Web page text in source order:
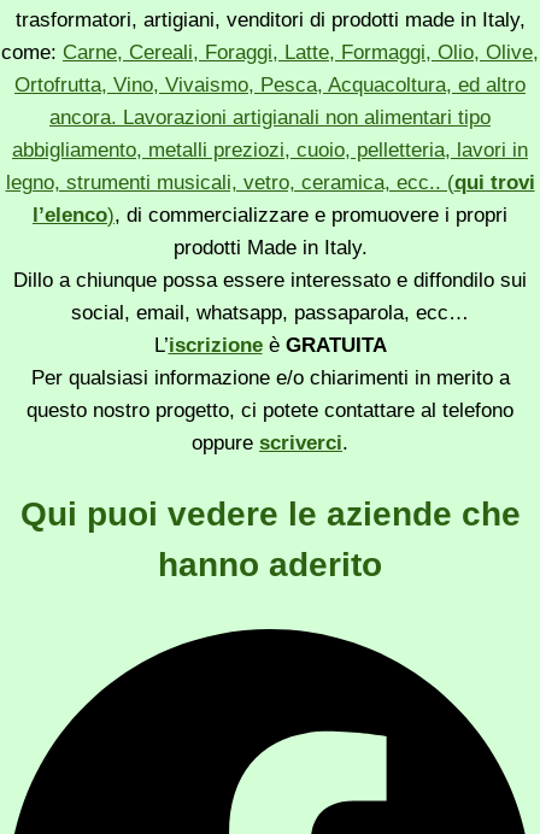
trasformatori, artigiani, venditori di prodotti made in Italy,
come: Carne, Cereali, Foraggi, Latte, Formaggi, Olio, Olive,
Ortofrutta, Vino, Vivaismo, Pesca, Acquacoltura, ed altro
ancora. Lavorazioni artigianali non alimentari tipo
abbigliamento, metalli preziozi, cuoio, pelletteria, lavori in
legno, strumenti musicali, vetro, ceramica, ecc.. (qui trovi
l’elenco), di commercializzare e promuovere i propri
prodotti Made in Italy.
Dillo a chiunque possa essere interessato e diffondilo sui
social, email, whatsapp, passaparola, ecc…
L’iscrizioneè GRATUITA
Per qualsiasi informazione e/o chiarimenti in merito a
questo nostro progetto, ci potete contattare al telefono
oppure scriverci.
Qui puoi vedere le aziende che
hanno aderito